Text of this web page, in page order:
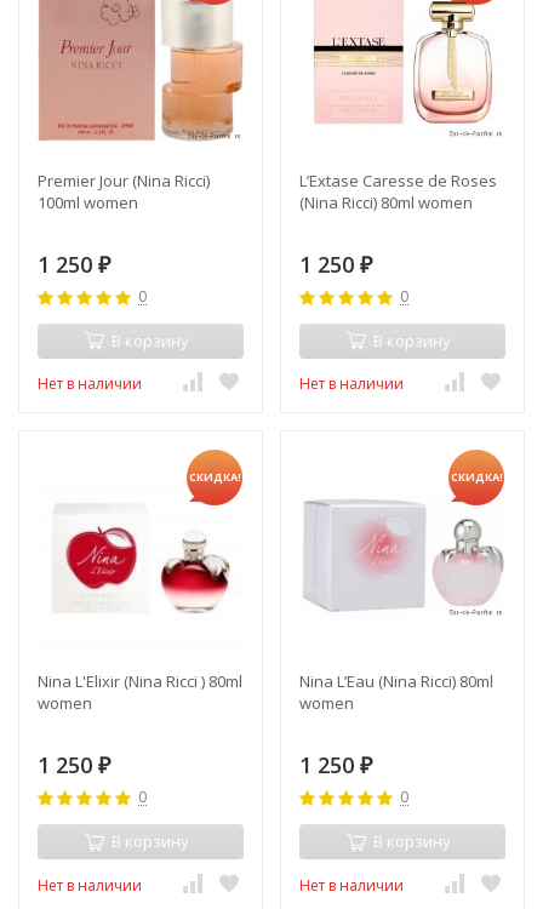
Premier Jour (Nina Ricci)
100ml women
1 250 ₽
0
В корзину
Нет в наличии
L’Extase Caresse de Roses
(Nina Ricci) 80ml women
1 250 ₽
0
В корзину
Нет в наличии
СКИДКА!
Nina L'Elixir (Nina Ricci ) 80ml
women
1 250 ₽
0
В корзину
Нет в наличии
СКИДКА!
Nina L’Eau (Nina Ricci) 80ml
women
1 250 ₽
0
В корзину
Нет в наличии